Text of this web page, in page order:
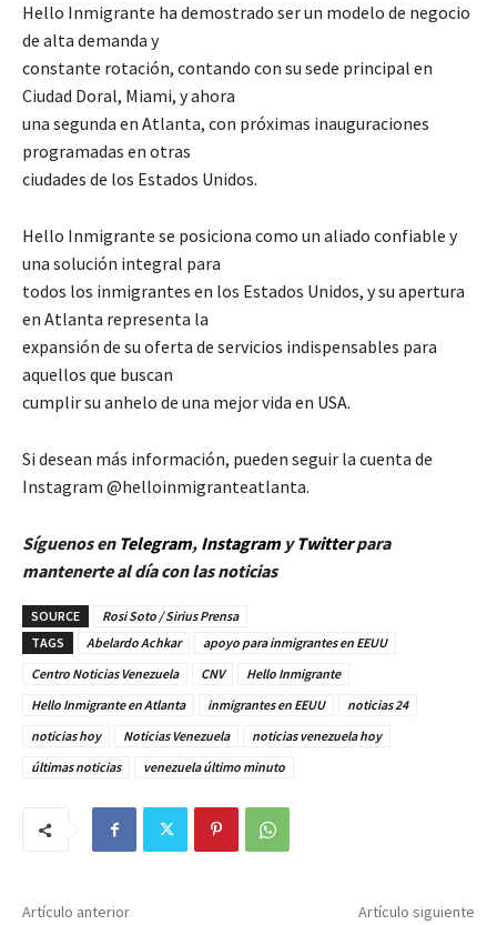
Hello Inmigrante ha demostrado ser un modelo de negocio
de alta demanda y
constante rotación, contando con su sede principal en
Ciudad Doral, Miami, y ahora
una segunda en Atlanta, con próximas inauguraciones
programadas en otras
ciudades de los Estados Unidos.
Hello Inmigrante se posiciona como un aliado confiable y
una solución integral para
todos los inmigrantes en los Estados Unidos, y su apertura
en Atlanta representa la
expansión de su oferta de servicios indispensables para
aquellos que buscan
cumplir su anhelo de una mejor vida en USA.
Si desean más información, pueden seguir la cuenta de
Instagram @helloinmigranteatlanta.
Síguenos en Telegram, InstagramyTwitterpara
mantenerte al día con las noticias
SOURCE
Rosi Soto / Sirius Prensa
TAGS
Abelardo Achkar
apoyo para inmigrantes en EEUU
Centro Noticias Venezuela
CNV
Hello Inmigrante
Hello Inmigrante en Atlanta
inmigrantes en EEUU
noticias 24
noticias hoy
Noticias Venezuela
noticias venezuela hoy
últimas noticias
venezuela último minuto
Artículo anterior Artículo siguiente